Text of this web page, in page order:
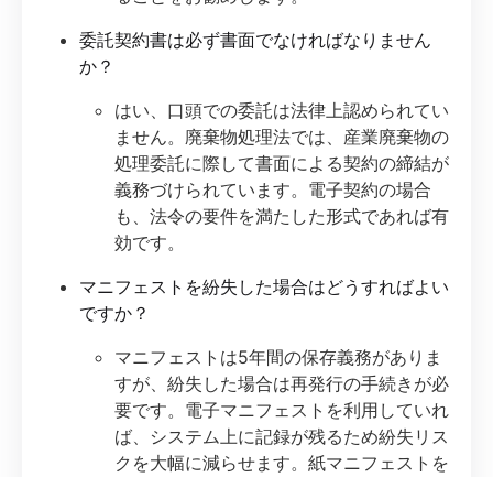
委託契約書は必ず書面でなければなりません
か？
はい、口頭での委託は法律上認められてい
ません。廃棄物処理法では、産業廃棄物の
処理委託に際して書面による契約の締結が
義務づけられています。電子契約の場合
も、法令の要件を満たした形式であれば有
効です。
マニフェストを紛失した場合はどうすればよい
ですか？
マニフェストは5年間の保存義務がありま
すが、紛失した場合は再発行の手続きが必
要です。電子マニフェストを利用していれ
ば、システム上に記録が残るため紛失リス
クを大幅に減らせます。紙マニフェストを